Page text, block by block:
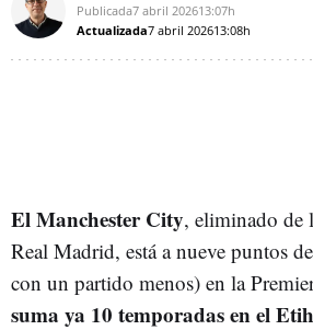
Publicada7 abril 202613:07h
Actualizada7 abril 202613:08h
El Manchester City, eliminado de
Real Madrid, está a nueve puntos
con un partido menos) en la
suma ya 10 temporadas en el